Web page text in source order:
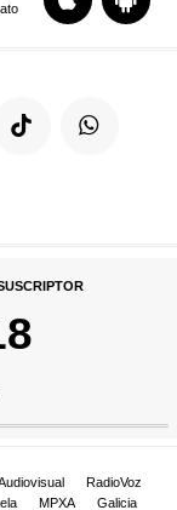
RadioVoz
MPXA Galicia